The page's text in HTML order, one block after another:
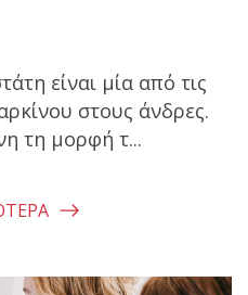
είναι μία από τις
στους άνδρες.
τη μορφή τ...